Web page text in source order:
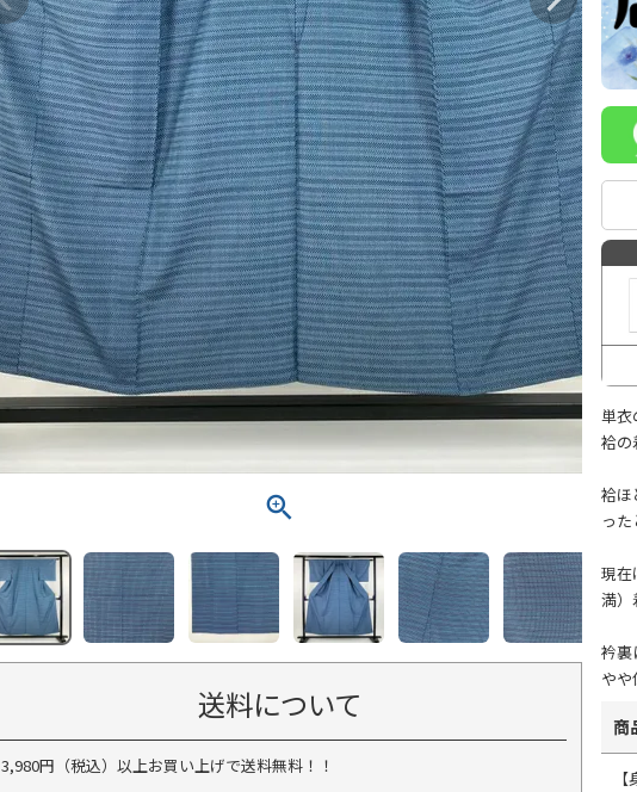
送料について
3,980円（税込）以上お買い上げで送料無料！！
単衣
袷の
袷ほ
っ
現在
満）
衿裏
や
商